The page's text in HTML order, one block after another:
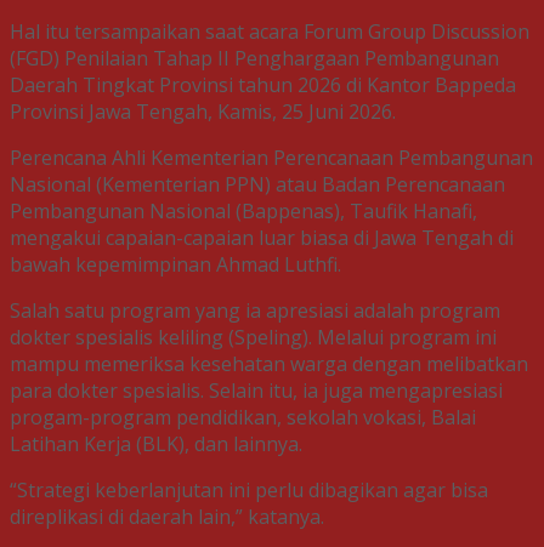
Hal itu tersampaikan saat acara Forum Group Discussion
(FGD) Penilaian Tahap II Penghargaan Pembangunan
Daerah Tingkat Provinsi tahun 2026 di Kantor Bappeda
Provinsi Jawa Tengah, Kamis, 25 Juni 2026.
Perencana Ahli Kementerian Perencanaan Pembangunan
Nasional (Kementerian PPN) atau Badan Perencanaan
Pembangunan Nasional (Bappenas), Taufik Hanafi,
mengakui capaian-capaian luar biasa di Jawa Tengah di
bawah kepemimpinan Ahmad Luthfi.
Salah satu program yang ia apresiasi adalah program
dokter spesialis keliling (Speling). Melalui program ini
mampu memeriksa kesehatan warga dengan melibatkan
para dokter spesialis. Selain itu, ia juga mengapresiasi
progam-program pendidikan, sekolah vokasi, Balai
Latihan Kerja (BLK), dan lainnya.
“Strategi keberlanjutan ini perlu dibagikan agar bisa
direplikasi di daerah lain,” katanya.